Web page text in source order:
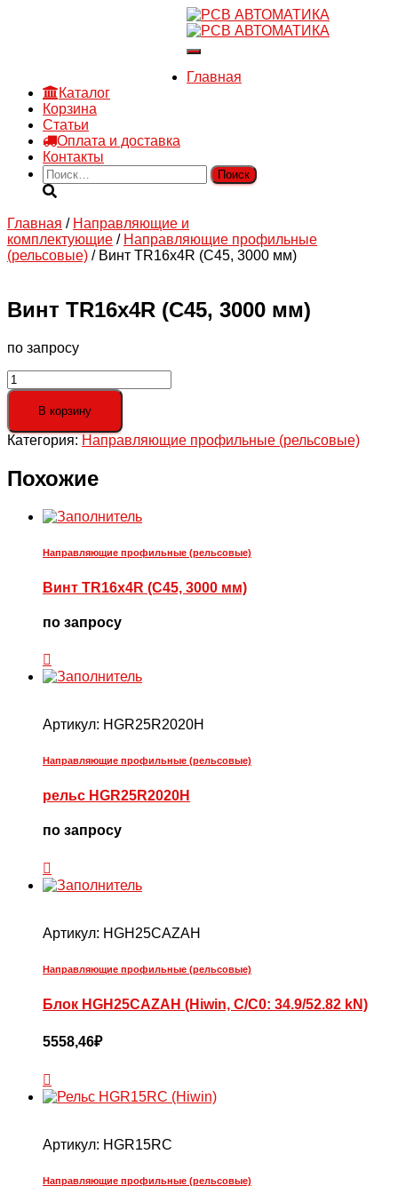
Войти
Переключить
навигацию
Главная
Каталог
Корзина
Статьи
Оплата и доставка
Контакты
Найти:
Главная / Направляющие и
комплектующие / Направляющие профильные
(рельсовые) / Винт TR16x4R (C45, 3000 мм)
Винт TR16x4R (C45, 3000 мм)
по запросу
Количество
товара
TR16x4R
(C45,
мм)
В корзину
Категория: Направляющие профильные (рельсовые)
Похожие
Направляющие профильные (рельсовые)
Винт TR16x4R (C45, 3000 мм)
по запросу
Артикул: HGR25R2020H
Направляющие профильные (рельсовые)
рельс HGR25R2020H
по запросу
Артикул: HGH25CAZAH
Направляющие профильные (рельсовые)
Блок HGH25CAZAH (Hiwin, C/C0: 34.9/52.82 kN)
5558,46₽
Артикул: HGR15RC
Направляющие профильные (рельсовые)